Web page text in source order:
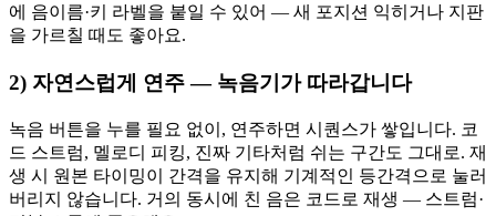
에 음이름·키 라벨을 붙일 수 있어 — 새 포지션 익히거나 지판
을 가르칠 때도 좋아요.
2) 자연스럽게 연주 — 녹음기가 따라갑니다
녹음 버튼을 누를 필요 없이, 연주하면 시퀀스가 쌓입니다. 코
드 스트럼, 멜로디 피킹, 진짜 기타처럼 쉬는 구간도 그대로. 재
생 시 원본 타이밍이 간격을 유지해 기계적인 등간격으로 눌러
버리지 않습니다. 거의 동시에 친 음은 코드로 재생 — 스트럼·